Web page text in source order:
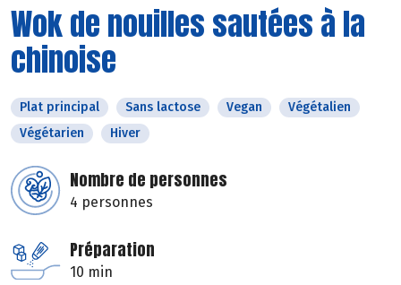
Wok de nouilles sautées à la
chinoise
Plat principal Sans lactose Vegan
Végétalien
Végétarien
Hiver
Nombre de personnes
4 personnes
Préparation
10 min